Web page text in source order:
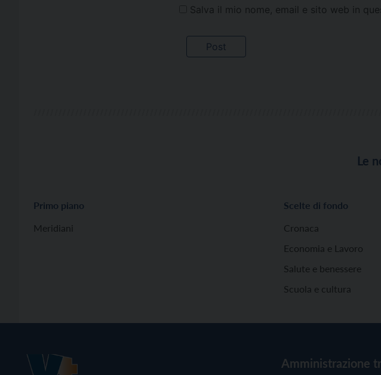
Salva il mio nome, email e sito web in
Le
Primo piano
Meridiani
Scelte di fondo
Cronaca
Economia e Lavoro
Salute e benessere
Scuola e cultura
Amministrazione